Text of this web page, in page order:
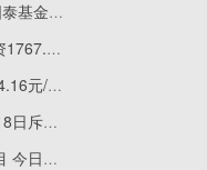
百事通！5月18日科创创业ETF国泰基金份额减少560万份，重仓股宁德时代、中际旭创、新易盛
德银天下(02418.HK)5月18日耗资1767.4万港元回购460万股_每日消息
生意社针叶木浆5月18日均差为14.16元/吨 由正向扩大转为缩小|今日观点
焦点要闻：维亚生物(01873)5月18日斥资86.2万港元回购61.4万股
圣晖集成：公司中标3.36亿元项目 今日快看